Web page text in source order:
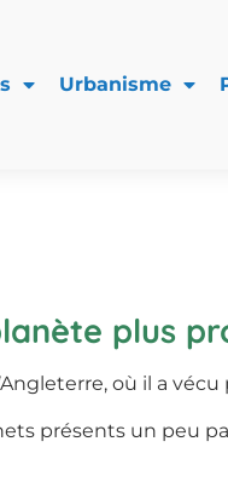
Urbanisme
plus
où il a vécu
présents un peu